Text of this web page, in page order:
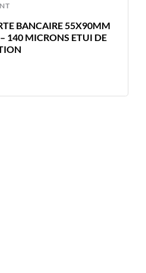
BANCAIRE 55X90MM
140 MICRONS ETUI DE